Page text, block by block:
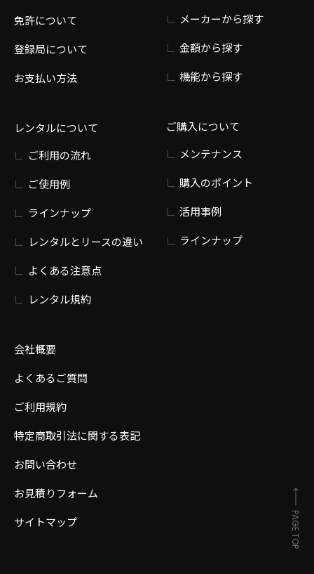
免許について
登録局について
お支払い方法
レンタルについて
ご利用の流れ
ご使用例
ラインナップ
レンタルとリースの違い
よくある注意点
レンタル規約
会社概要
よくあるご質問
ご利用規約
特定商取引法に関する表記
お問い合わせ
お見積りフォーム
サイトマップ
メーカーから探す
金額から探す
機能から探す
ご購入について
メンテナンス
購入のポイント
活用事例
ラインナップ
PAGE TOP